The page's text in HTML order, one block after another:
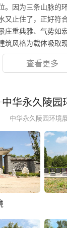
。因为三条山脉的
又止住了，正好符
庄重典雅、气势如
筑风格为载体吸取
查看更多
中华永久陵园
中华永久陵园环境